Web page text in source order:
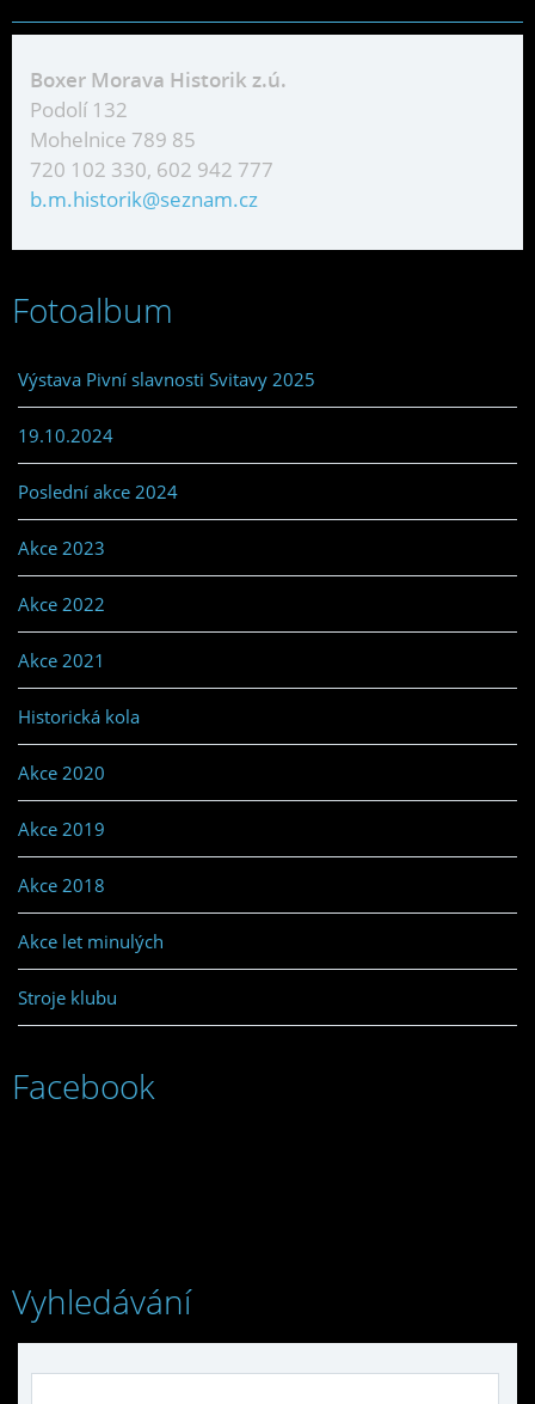
Boxer Morava Historik z.ú.
Podolí 132
Mohelnice 789 85
720 102 330, 602 942 777
b.m.historik@seznam.cz
Fotoalbum
Výstava Pivní slavnosti Svitavy 2025
19.10.2024
Poslední akce 2024
Akce 2023
Akce 2022
Akce 2021
Historická kola
Akce 2020
Akce 2019
Akce 2018
Akce let minulých
Stroje klubu
Facebook
Vyhledávání